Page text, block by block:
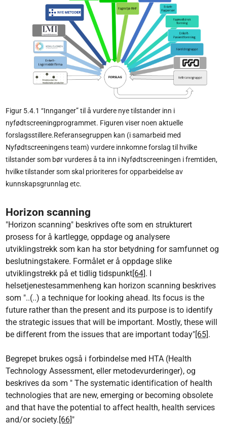
Figur 5.4.1 “Innganger” til å vurdere nye tilstander inn i
nyfødtscreeningprogrammet. Figuren viser noen aktuelle
forslagsstillere.Referansegruppen kan (i samarbeid med
Nyfødtscreeningens team) vurdere innkomne forslag til hvilke
tilstander som bør vurderes å ta inn i Nyfødtscreeningen i fremtiden,
hvilke tilstander som skal prioriteres for opparbeidelse av
kunnskapsgrunnlag etc.
Horizon scanning
"Horizon scanning" beskrives ofte som en strukturert
prosess for å kartlegge, oppdage og analysere
utviklingstrekk som kan ha stor betydning for samfunnet og
beslutningstakere. Formålet er å oppdage slike
utviklingstrekk på et tidlig tidspunkt[64]. I
helsetjenestesammenheng kan horizon scanning beskrives
som "..(..) a technique for looking ahead. Its focus is the
future rather than the present and its purpose is to identify
the strategic issues that will be important. Mostly, these will
be different from the issues that are important today"[65].
Begrepet brukes også i forbindelse med HTA (Health
Technology Assessment, eller metodevurderinger), og
beskrives da som " The systematic identification of health
technologies that are new, emerging or becoming obsolete
and that have the potential to affect health, health services
and/or society.[66]"